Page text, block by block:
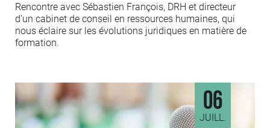
Rencontre avec Sébastien François, DRH et directeur
d’un cabinet de conseil en ressources humaines, qui
nous éclaire sur les évolutions juridiques en matière de
formation.
06
JUILL.